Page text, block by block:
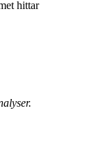
hittar